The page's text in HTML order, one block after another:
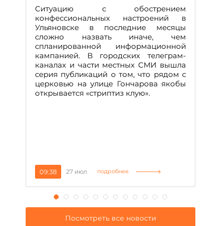
Ситуацию с обострением
конфессиональных настроений в
Ульяновске в последние месяцы
сложно назвать иначе, чем
спланированной информационной
кампанией. В городских телеграм-
каналах и части местных СМИ вышла
серия публикаций о том, что рядом с
церковью на улице Гончарова якобы
открывается «стриптиз клую».
09:38 27 июл подробнее
Посмотреть все новости